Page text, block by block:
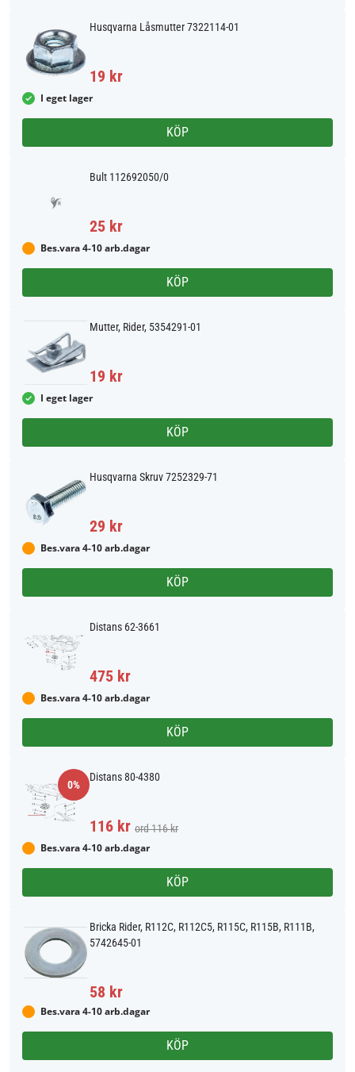
Husqvarna Låsmutter 7322114-01
19 kr
I eget lager
KÖP
Bult 112692050/0
25 kr
Bes.vara 4-10 arb.dagar
KÖP
Mutter, Rider, 5354291-01
19 kr
I eget lager
KÖP
Husqvarna Skruv 7252329-71
29 kr
Bes.vara 4-10 arb.dagar
KÖP
Distans 62-3661
475 kr
Bes.vara 4-10 arb.dagar
KÖP
0%
Distans 80-4380
116 kr ord 116 kr
Bes.vara 4-10 arb.dagar
KÖP
Bricka Rider, R112C, R112C5, R115C, R115B, R111B,
5742645-01
58 kr
Bes.vara 4-10 arb.dagar
KÖP